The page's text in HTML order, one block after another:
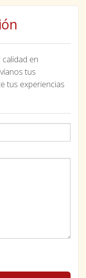
en
tus
tus experiencias